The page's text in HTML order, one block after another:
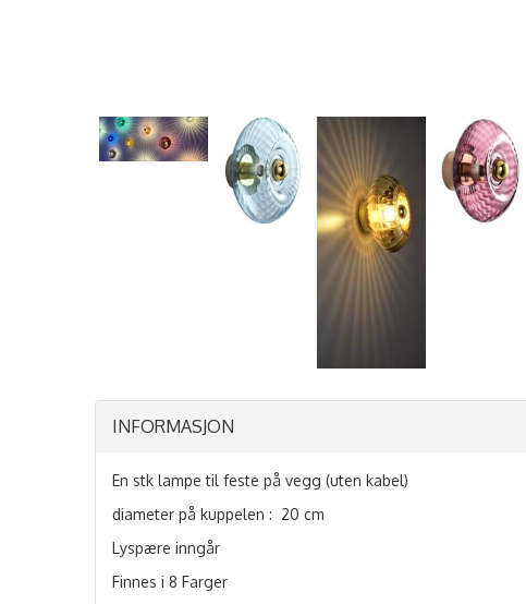
INFORMASJON
En stk lampe til feste på vegg (uten kabel)
diameter på kuppelen : 20 cm
Lyspære inngår
Finnes i 8 Farger